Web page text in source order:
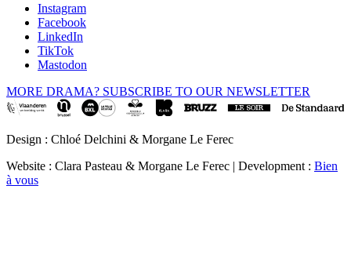
Instagram
Facebook
LinkedIn
TikTok
Mastodon
MORE DRAMA? SUBSCRIBE TO OUR NEWSLETTER
Design : Chloé Delchini & Morgane Le Ferec
Website : Clara Pasteau & Morgane Le Ferec | Development : Bien
à vous